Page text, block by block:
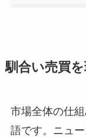
馴合い売買
市場全体の仕
語です。ニュ